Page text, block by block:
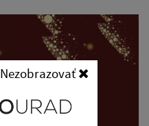
Nezobrazovať